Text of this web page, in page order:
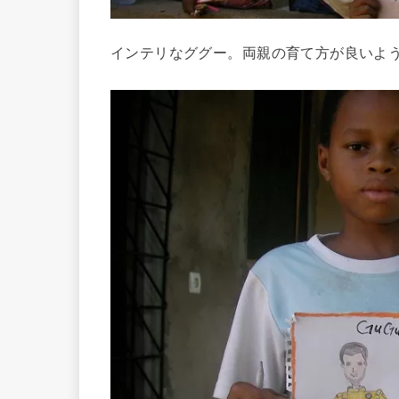
インテリなググー。両親の育て方が良いよ